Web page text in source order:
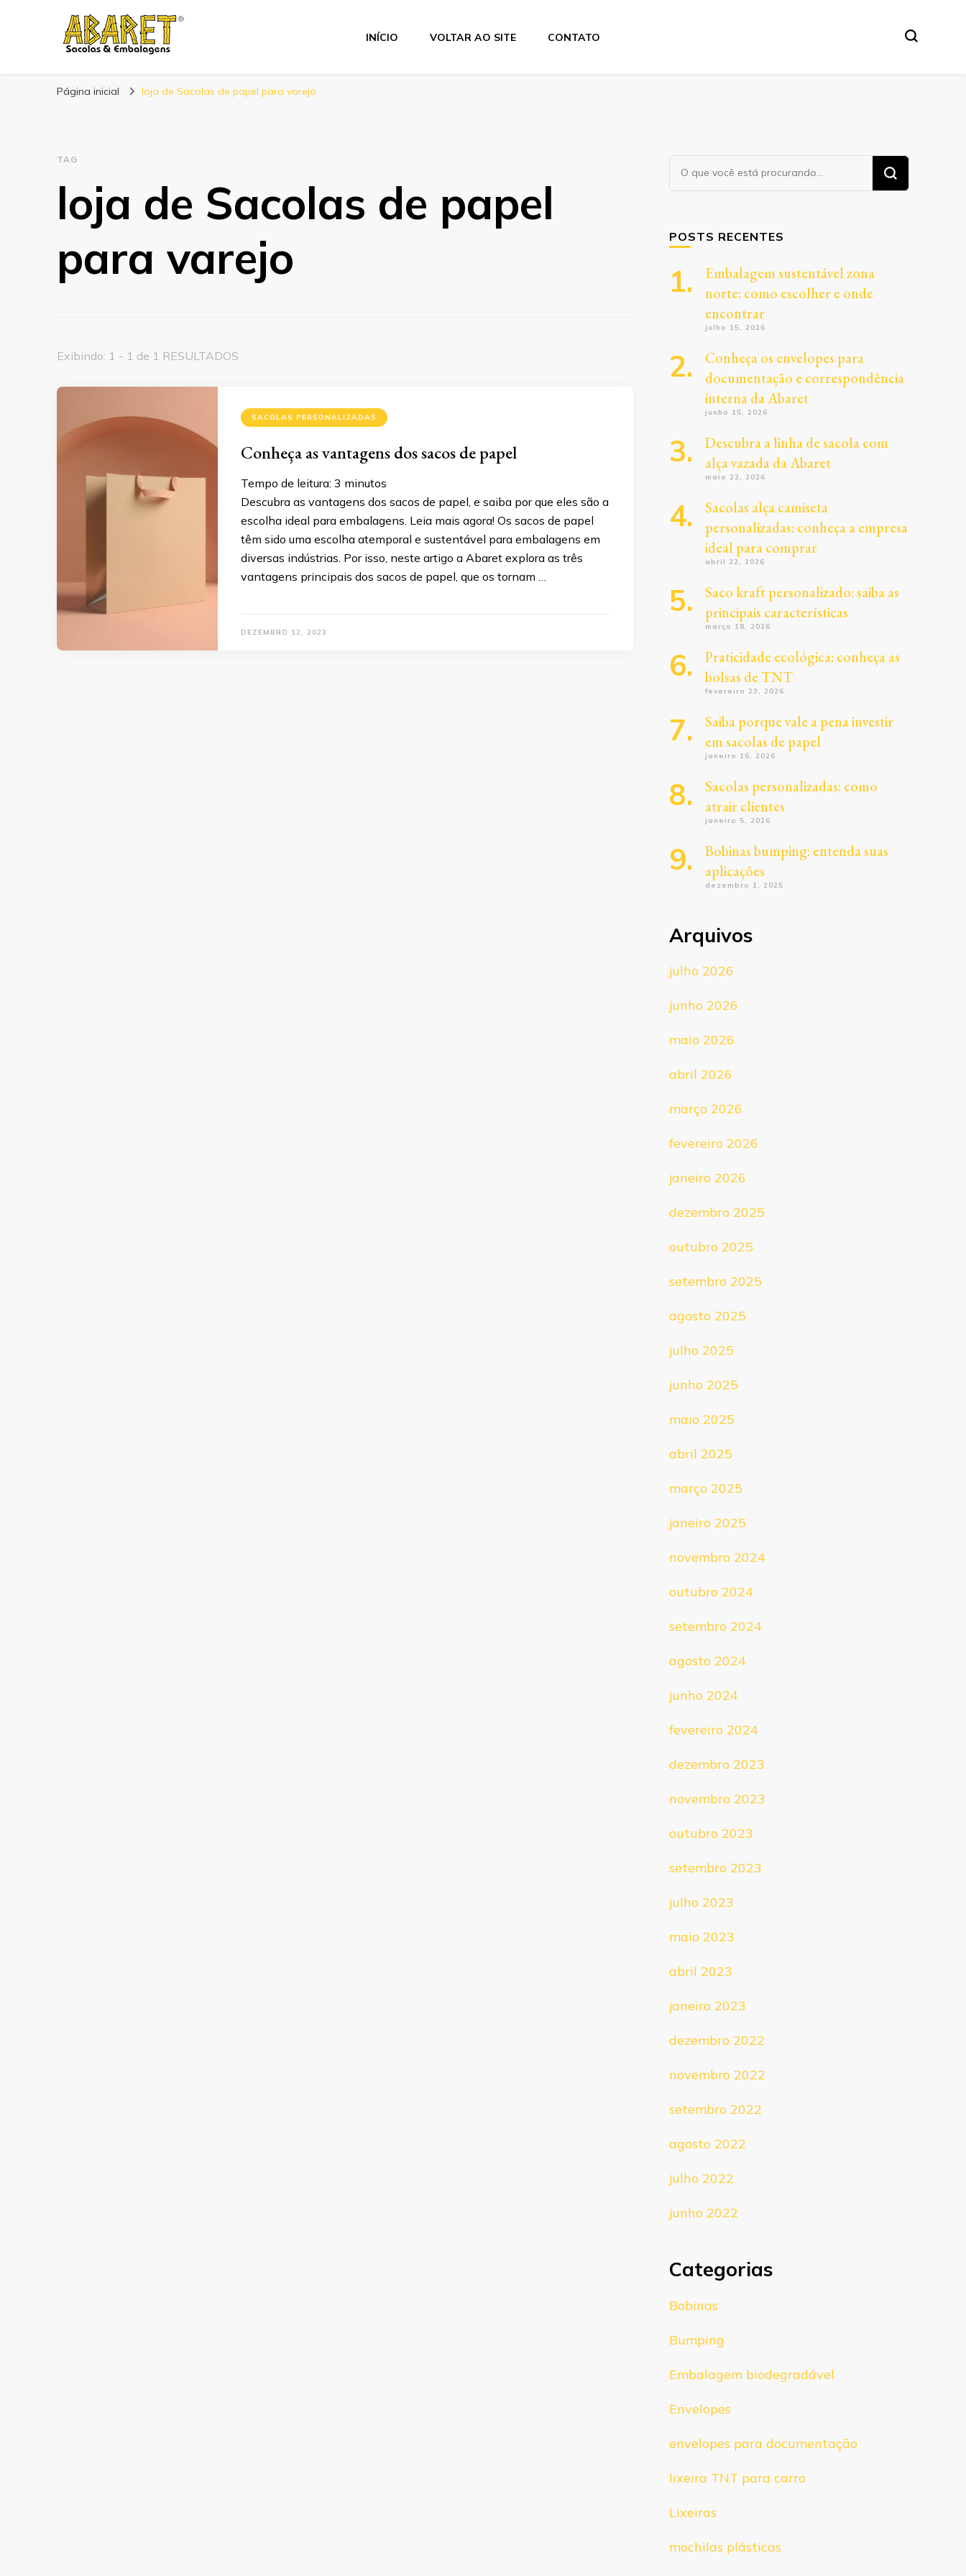
Abaret
INÍCIO VOLTAR AO SITE CONTATO
Página inicial loja de Sacolas de papel para varejo
TAG
loja de Sacolas de papel
para varejo
Exibindo: 1 - 1 de 1 RESULTADOS
SACOLAS PERSONALIZADAS
Conheça as vantagens dos sacos de papel
Tempo de leitura: 3 minutos
Descubra as vantagens dos sacos de papel, e saiba por que eles são a
escolha ideal para embalagens. Leia mais agora! Os sacos de papel
têm sido uma escolha atemporal e sustentável para embalagens em
diversas indústrias. Por isso, neste artigo a Abaret explora as três
vantagens principais dos sacos de papel, que os tornam …
DEZEMBRO 12, 2023
Procurando
algo?
POSTS RECENTES
Embalagem sustentável zona
norte: como escolher e onde
encontrar
julho 15, 2026
Conheça os envelopes para
documentação e correspondência
interna da Abaret
junho 15, 2026
Descubra a linha de sacola com
alça vazada da Abaret
maio 22, 2026
Sacolas alça camiseta
personalizadas: conheça a empresa
ideal para comprar
abril 22, 2026
Saco kraft personalizado: saiba as
principais características
março 18, 2026
Praticidade ecológica: conheça as
bolsas de TNT
fevereiro 23, 2026
Saiba porque vale a pena investir
em sacolas de papel
janeiro 16, 2026
Sacolas personalizadas: como
atrair clientes
janeiro 5, 2026
Bobinas bumping: entenda suas
aplicações
dezembro 1, 2025
Arquivos
julho 2026
junho 2026
maio 2026
abril 2026
março 2026
fevereiro 2026
janeiro 2026
dezembro 2025
outubro 2025
setembro 2025
agosto 2025
julho 2025
junho 2025
maio 2025
abril 2025
março 2025
janeiro 2025
novembro 2024
outubro 2024
setembro 2024
agosto 2024
junho 2024
fevereiro 2024
dezembro 2023
novembro 2023
outubro 2023
setembro 2023
julho 2023
maio 2023
abril 2023
janeiro 2023
dezembro 2022
novembro 2022
setembro 2022
agosto 2022
julho 2022
junho 2022
Categorias
Bobinas
Bumping
Embalagem biodegradável
Envelopes
envelopes para documentação
lixeira TNT para carro
Lixeiras
mochilas plásticas